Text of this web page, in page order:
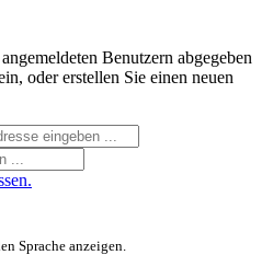
Benutzern abgegeben
oder erstellen Sie einen neuen
Sprache anzeigen.